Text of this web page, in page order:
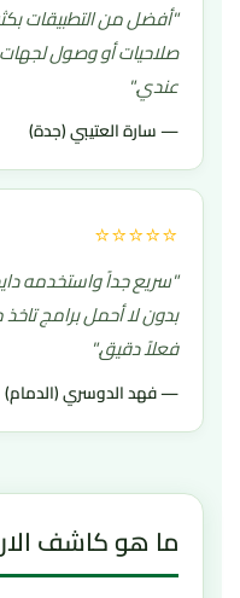
"أفضل من التطبيقات
صلاحيات أو وصول
عندي."
— سارة العتيبي (جدة)
⭐⭐⭐⭐⭐
"سريع جداً واستخدمه
بدون لا أحمل برامج
فعلاً دقيق."
— فهد الدوسري (الدمام)
ما هو كاشف